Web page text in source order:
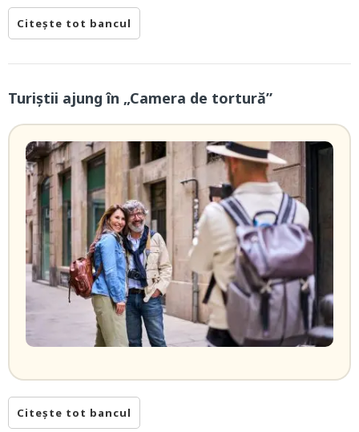
Citește tot bancul
Turiștii ajung în „Camera de tortură”
Citește tot bancul